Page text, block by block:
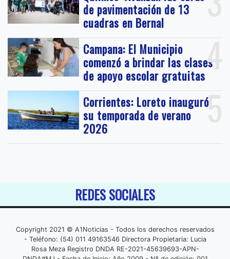
de pavimentación de 13
cuadras en Bernal
4
Campana: El Municipio
comenzó a brindar las clases
de apoyo escolar gratuitas
5
Corrientes: Loreto inauguró
su temporada de verano
2026
REDES SOCIALES
Copyright 2021 © A1Noticias - Todos los derechos reservados
- Teléfono: (54) 011 49163546 Directora Propietaria: Lucia
Rosa Meza Registro DNDA RE-2021-45639693-APN-